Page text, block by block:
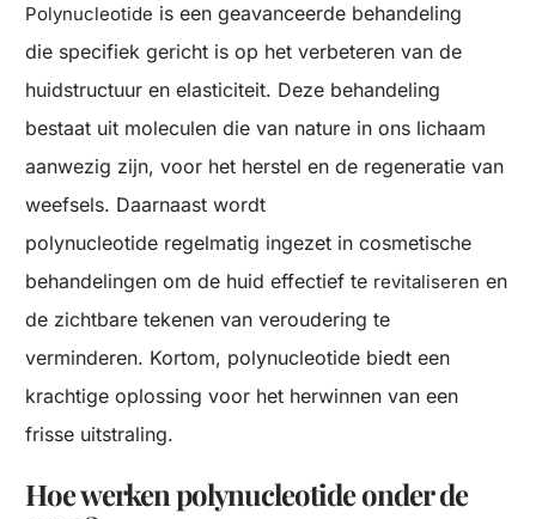
Polynucleotide is een geavanceerde behandeling
die specifiek gericht is op het verbeteren van de
huidstructuur en elasticiteit. Deze behandeling
bestaat uit moleculen die van nature in ons lichaam
aanwezig zijn, voor het herstel en de regeneratie van
weefsels. Daarnaast wordt
polynucleotide regelmatig ingezet in cosmetische
behandelingen om de huid effectief te revitaliseren en
de zichtbare tekenen van veroudering te
verminderen. Kortom, polynucleotide biedt een
krachtige oplossing voor het herwinnen van een
frisse uitstraling.
Hoe werken polynucleotide onder de